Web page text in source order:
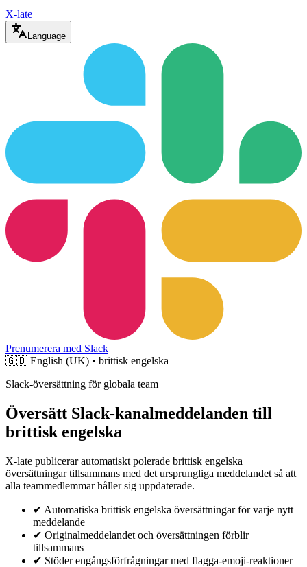
X-late
Language
Prenumerera med Slack
🇬🇧 English (UK) • brittisk engelska
Slack-översättning för globala team
Översätt Slack-kanalmeddelanden till
brittisk engelska
X-late publicerar automatiskt polerade brittisk engelska
översättningar tillsammans med det ursprungliga meddelandet så att
alla teammedlemmar håller sig uppdaterade.
✔ Automatiska brittisk engelska översättningar för varje nytt
meddelande
✔ Originalmeddelandet och översättningen förblir
tillsammans
✔ Stöder engångsförfrågningar med flagga-emoji-reaktioner